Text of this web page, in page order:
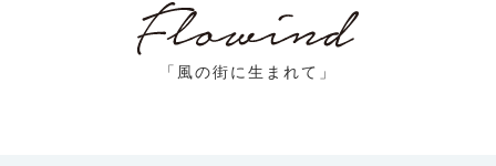
「風の街に生まれて」